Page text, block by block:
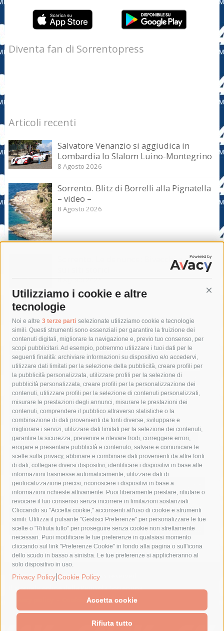
Utilizziamo i cookie e altre
tecnologie
Noi e altre 3 terze parti selezionate utilizziamo cookie e tecnologie
simili. Questi strumenti sono essenziali per garantire la fruizione dei
contenuti digitali, migliorare la navigazione e, previo tuo consenso, per
scopi pubblicitari. Ad esempio, potremmo utilizzare i tuoi dati per le
seguenti finalità: archiviare informazioni su dispositivo e/o accedervi,
utilizzare dati limitati per la selezione della pubblicità, creare profili per
la pubblicità personalizzata, utilizzare profili per la selezione di
pubblicità personalizzata, creare profili per la personalizzazione dei
contenuti, utilizzare profili per la selezione di contenuti personalizzati,
misurare le prestazioni degli annunci, misurare le prestazioni dei
contenuti, comprendere il pubblico attraverso statistiche o la
combinazione di dati provenienti da fonti diverse, sviluppare e
migliorare i servizi, utilizzare dati limitati per la selezione dei contenuti,
garantire la sicurezza, prevenire e rilevare frodi, correggere errori,
erogare e presentare pubblicità e contenuto, salvare e comunicare le
scelte sulla privacy, abbinare e combinare dati provenienti da altre fonti
di dati, collegare diversi dispositivi, identificare i dispositivi in base alle
informazioni trasmesse automaticamente, utilizzare dati di
geolocalizzazione precisi, riconoscere i dispositivi in base a
informazioni richieste attivamente. Puoi liberamente prestare, rifiutare o
revocare il tuo consenso senza incorrere in limitazioni sostanziali.
Cliccando su "Accetta cookie," acconsenti all'uso di cookie e strumenti
simili. Utilizza il pulsante "Gestisci Preferenze" per personalizzare le tue
scelte o "Rifiuta tutto" per proseguire senza cookie non strettamente
necessari. Puoi modificare le tue preferenze in qualsiasi momento
cliccando sul link "Preferenze Cookie" in fondo alla pagina o sull'icona
dello scudo in basso a sinistra. Le tue preferenze si applicheranno al
solo dispositivo in uso.
Privacy Policy Cookie Policy
Accetta cookie
Rifiuta tutto
Diventa fan di Sorrentopress
Articoli recenti
Salvatore Venanzio si aggiudica in
Lombardia lo Slalom Luino-Montegrino
8 Agosto 2026
Sorrento. Blitz di Borrelli alla Pignatella
– video –
8 Agosto 2026
Sorrento. Le denunce: Bivacchi e rifiuti
8 Agosto 2026
Tag
acqua allerta meteo
anas
area marina protetta di punta campanella
arresto
Asl Napoli 3 sud
capitaneria di porto capri
carabinieri
castellammare di stabia
circumvesuviana
comune di sorrento
concerto
contagi
costiera amalfitana
covid-19 eav
elezioni
fondazione sorrento
gori guardia costiera
incidente
lavori
lorenzo balducelli mare
massa lubrense
massimo coppola
Meta napoli
ordinanza
penisola sorrentina
piano di sorrento
polizia municipale
protezione civile
Regione Campania
sant'agnello
sindaco cuomo
sorrento studenti temporali
treni
turismo
Vico Equense villa fiorentino vincenzo de luca
© 2015 SorrentoPress. All rights reserved.
Il giornale online della Penisola Sorrentina
Cookie Policy